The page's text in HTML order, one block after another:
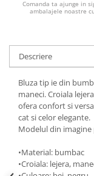
Comanda ta ajunge in
ambalajele noastre
Descriere
Bluza tip ie din
maneci. Croiala
ofera confort si
cat si celor elegante.
Modelul din imagine
•Material: bumbac
•Croiala: lejera,